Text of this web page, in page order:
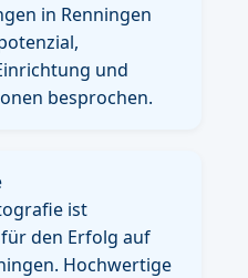
in Renningen
und
besprochen.
ist
den Erfolg auf
Hochwertige